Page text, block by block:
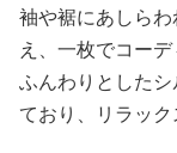
袖や裾にあしら
え、一枚でコーデ
ふんわりとした
ており、リラック